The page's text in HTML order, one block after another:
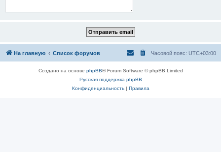
На главную Список форумов Часовой пояс: UTC+03:00
Создано на основе phpBB® Forum Software © phpBB Limited
Русская поддержка phpBB
Конфиденциальность| Правила